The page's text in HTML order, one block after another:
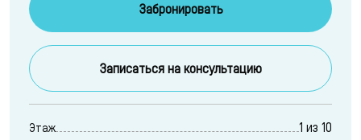
Забронировать
Записаться на консультацию
Этаж 1 из 10